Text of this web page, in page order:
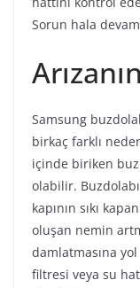
Sorun hala
Samsung
birkaç farklı
içinde biriken buz
olabilir.
kapının sıkı
oluşan nemin
damlatmasına
filtresi veya su